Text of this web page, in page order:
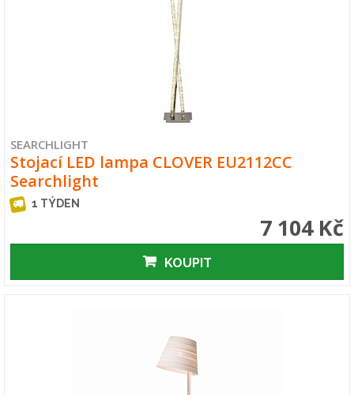
SEARCHLIGHT
Stojací LED lampa CLOVER EU2112CC
Searchlight
1 TÝDEN
7 104 Kč
KOUPIT